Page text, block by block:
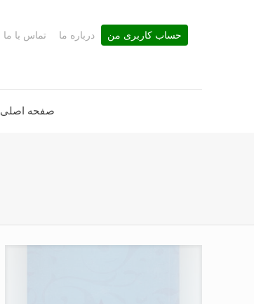
صفحه اصلی
حساب کاربری من درباره ما تماس با ما